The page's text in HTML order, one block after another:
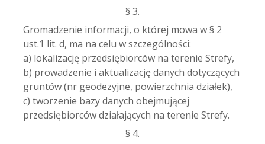
§ 3.
Gromadzenie informacji, o której mowa w § 2
ust.1 lit. d, ma na celu w szczególności:
a) lokalizację przedsiębiorców na terenie Strefy,
b) prowadzenie i aktualizację danych dotyczących
gruntów (nr geodezyjne, powierzchnia działek),
c) tworzenie bazy danych obejmującej
przedsiębiorców działających na terenie Strefy.
§ 4.